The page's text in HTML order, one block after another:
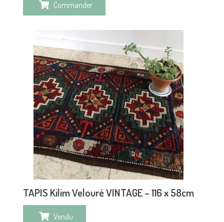
Commander
TAPIS Kilim Velouré VINTAGE – 116 x 58cm
Vendu